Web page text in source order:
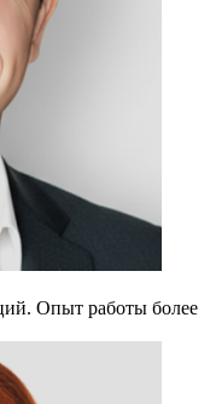
Опыт работы более